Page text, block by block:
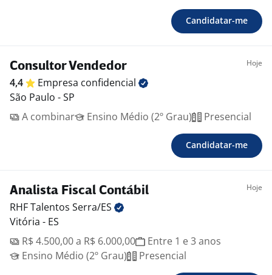
Candidatar-me
Consultor Vendedor Hoje
4,4 Empresa confidencial
São Paulo - SP
A combinar
Ensino Médio (2º Grau) Presencial
Candidatar-me
Analista Fiscal Contábil Hoje
RHF Talentos Serra/ES
Vitória - ES
R$ 4.500,00 a R$ 6.000,00
Entre 1 e 3 anos
Ensino Médio (2º Grau)
Presencial